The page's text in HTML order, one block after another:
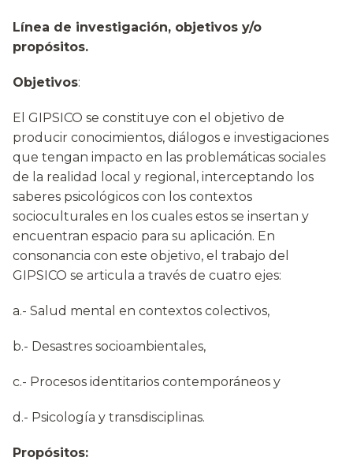
Línea de investigación, objetivos y/o
propósitos.
Objetivos:
El GIPSICO se constituye con el objetivo de
producir conocimientos, diálogos e investigaciones
que tengan impacto en las problemáticas sociales
de la realidad local y regional, interceptando los
saberes psicológicos con los contextos
socioculturales en los cuales estos se insertan y
encuentran espacio para su aplicación. En
consonancia con este objetivo, el trabajo del
GIPSICO se articula a través de cuatro ejes:
a.- Salud mental en contextos colectivos,
b.- Desastres socioambientales,
c.- Procesos identitarios contemporáneos y
d.- Psicología y transdisciplinas.
Propósitos: